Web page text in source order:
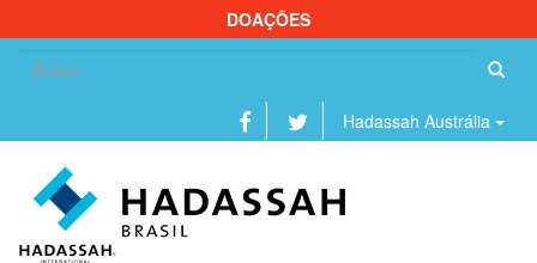
DOAÇÕES
Hadassah Austrália